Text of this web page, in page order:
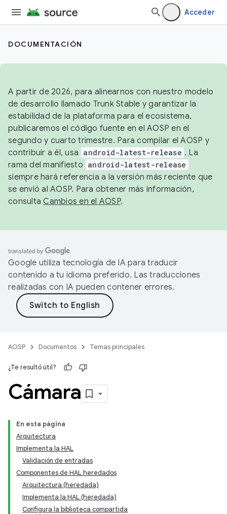
Acceder
DOCUMENTACIÓN
A partir de 2026, para alinearnos con nuestro modelo
de desarrollo llamado Trunk Stable y garantizar la
estabilidad de la plataforma para el ecosistema,
publicaremos el código fuente en el AOSP en el
segundo y cuarto trimestre. Para compilar el AOSP y
contribuir a él, usa android-latest-release . La
rama del manifiesto android-latest-release
siempre hará referencia a la versión más reciente que
se envió al AOSP. Para obtener más información,
consultaCambios en el AOSP.
Google utiliza tecnología de IA para traducir
contenido a tu idioma preferido. Las traducciones
realizadas con IA pueden contener errores.
AOSP Documentos Temas principales
¿Te resultó útil?
Cámara
En esta página
Arquitectura
Implementa la HAL
Validación de entradas
Componentes de HAL heredados
Arquitectura (heredada)
Implementa la HAL (heredada)
Configura la biblioteca compartida